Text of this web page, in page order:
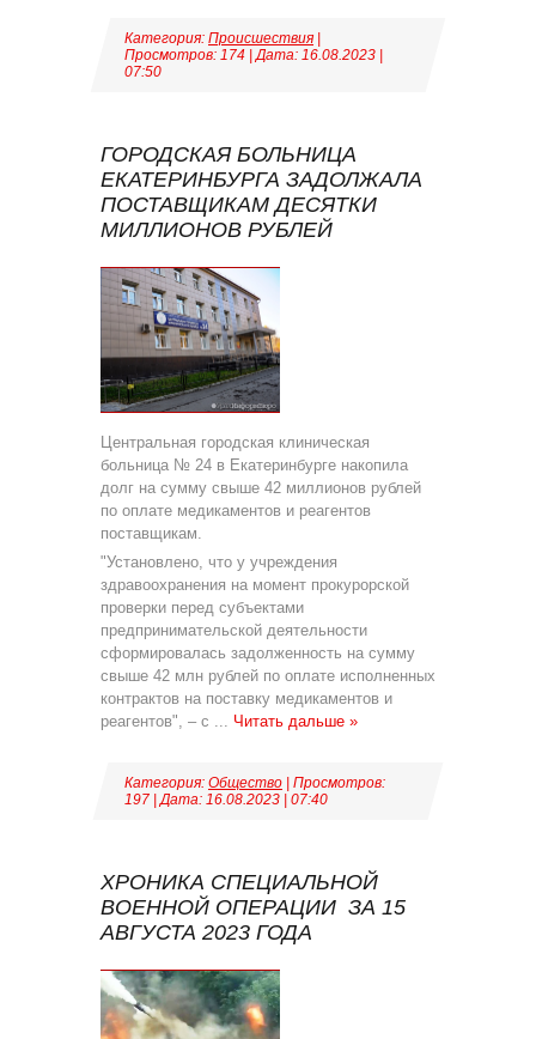
Категория: Происшествия
Просмотров: 174 | Дата: 16.08.2023
07:50
ГОРОДСКАЯ БОЛЬНИЦА
ЕКАТЕРИНБУРГА ЗАДОЛЖАЛА
ПОСТАВЩИКАМ ДЕСЯТКИ
МИЛЛИОНОВ РУБЛЕЙ
Центральная городская клиническая
больница № 24 в Екатеринбурге накопила
долг на сумму свыше 42 миллионов рублей
по оплате медикаментов и реагентов
поставщикам.
"Установлено, что у учреждения
здравоохранения на момент прокурорской
проверки перед субъектами
предпринимательской деятельности
сформировалась задолженность на сумму
свыше 42 млн рублей по оплате исполненных
контрактов на поставку медикаментов и
реагентов", – с ... Читать дальше »
Категория: Общество | Просмотров:
197 | Дата: 16.08.2023 07:40
ХРОНИКА СПЕЦИАЛЬНОЙ
ВОЕННОЙ ОПЕРАЦИИ ЗА 15
АВГУСТА 2023 ГОДА